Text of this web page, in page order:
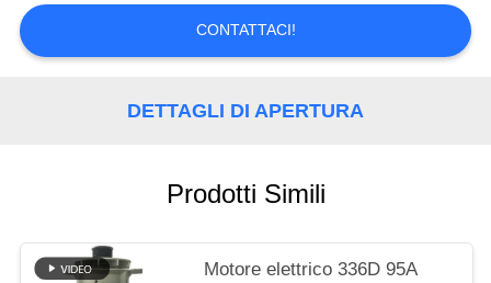
SITO
CONTATTACI!
DETTAGLI DI APERTURA
Prodotti Simili
Motore elettrico 336D 95A